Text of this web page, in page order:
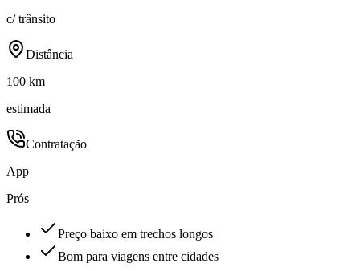
c/ trânsito
Distância
100 km
estimada
Contratação
App
Prós
Preço baixo em trechos longos
Bom para viagens entre cidades